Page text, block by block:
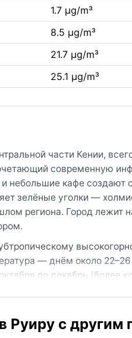
1.7 µg/m³
8.5 µg/m³
21.7 µg/m³
25.1 µg/m³
части Кении,
современную
небольшие кафе
зелёные уголки —
региона. Город лежит
— днём около
по декабрь (более
выше 70%, и даже в
Руиру с другим